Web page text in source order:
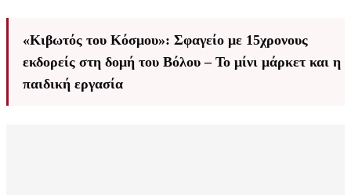
«Κιβωτός του Κόσμου»: Σφαγείο με 15χρονους
εκδορείς στη δομή του Βόλου – Το μίνι μάρκετ και η
παιδική εργασία